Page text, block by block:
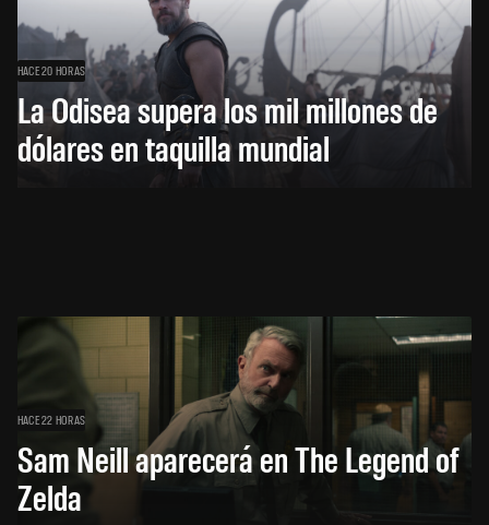
HACE 20 HORAS
La Odisea supera los mil millones de
dólares en taquilla mundial
HACE 22 HORAS
Sam Neill aparecerá en The Legend of
Zelda